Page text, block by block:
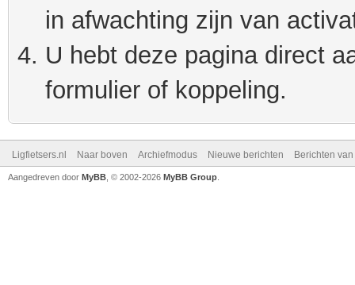
in afwachting zijn van
U hebt deze pagina direct
formulier of koppeling.
Ligfietsers.nl Naar boven Archiefmodus Nieuwe berichten Berichten
Aangedreven door MyBB , © 2002-2026 MyBB Group